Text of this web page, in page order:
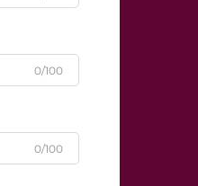
0/100
0/100